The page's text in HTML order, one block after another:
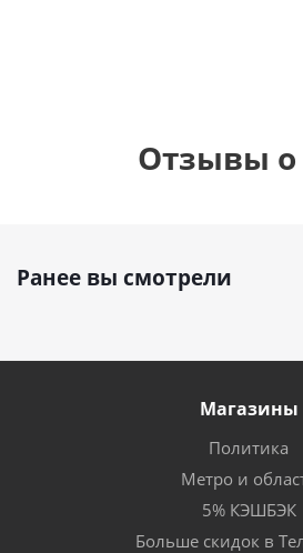
Отзывы о
Ранее вы смотрели
Магазины
Политика
Метро и
5% КЭШБЭК
Больше скидок в